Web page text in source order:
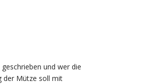
und wer die
der Mütze soll mit